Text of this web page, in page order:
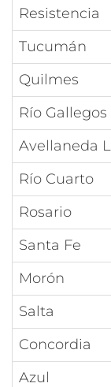
Resistencia
Tucumán
Quilmes
Río Gallegos
Avellaneda
Río Cuarto
Rosario
Santa Fe
Morón
Salta
Concordia
Azul